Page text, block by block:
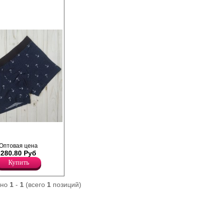
открытой
цена
280.80 Руб
Купить
1- 1(всего 1позиций)